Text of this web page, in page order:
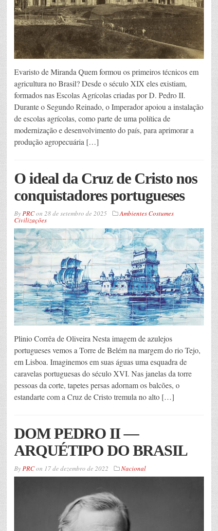
Evaristo de Miranda Quem formou os primeiros técnicos em
agricultura no Brasil? Desde o século XIX eles existiam,
formados nas Escolas Agrícolas criadas por D. Pedro II.
Durante o Segundo Reinado, o Imperador apoiou a instalação
de escolas agrícolas, como parte de uma política de
modernização e desenvolvimento do país, para aprimorar a
produção agropecuária […]
O ideal da Cruz de Cristo nos
conquistadores portugueses
ByPRCon 28 de setembro de 2025 Ambientes Costumes
Civilizações
Plinio Corrêa de Oliveira Nesta imagem de azulejos
portugueses vemos a Torre de Belém na margem do rio Tejo,
em Lisboa. Imaginemos em suas águas uma esquadra de
caravelas portuguesas do século XVI. Nas janelas da torre
pessoas da corte, tapetes persas adornam os balcões, o
estandarte com a Cruz de Cristo tremula no alto […]
DOM PEDRO II —
ARQUÉTIPO DO BRASIL
ByPRCon 17 de dezembro de 2022 Nacional